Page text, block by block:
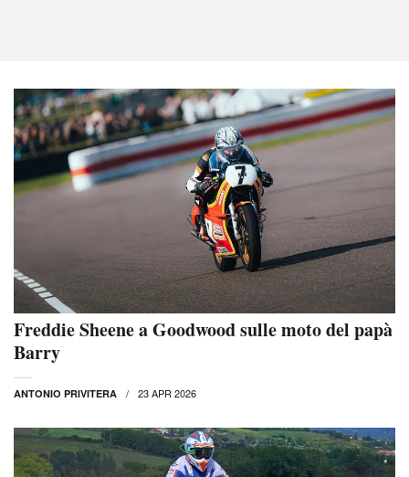
Freddie Sheene a Goodwood sulle moto del papà
Barry
ANTONIO PRIVITERA 23 APR 2026